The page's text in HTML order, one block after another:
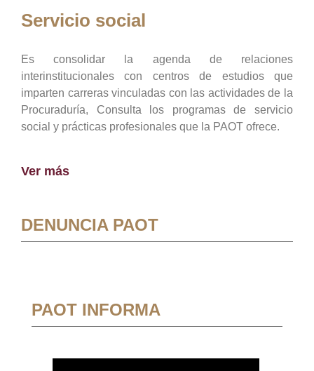
Servicio social
Es consolidar la agenda de relaciones
interinstitucionales con centros de estudios que
imparten carreras vinculadas con las actividades de la
Procuraduría, Consulta los programas de servicio
social y prácticas profesionales que la PAOT ofrece.
Ver más
DENUNCIA PAOT
PAOT INFORMA